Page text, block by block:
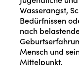
Wasserangst,
Bedürfnissen
nach
Mensch und
Mittelpunkt.